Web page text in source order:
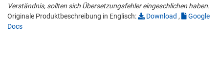
Verständnis, sollten sich Übersetzungsfehler eingeschlichen haben.
Originale Produktbeschreibung in Englisch:
Download ,
Google
Docs